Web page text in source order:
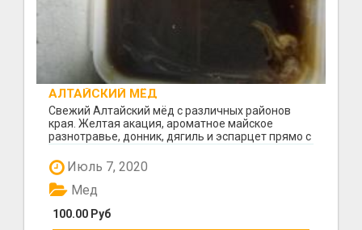
АЛТАЙСКИЙ МЁД
Свежий Алтайский мёд с различных районов
края. Желтая акация, ароматное майское
разнотравье, донник, дягиль и эспарцет прямо с
Июль 7, 2020
100.00 Руб
Мед